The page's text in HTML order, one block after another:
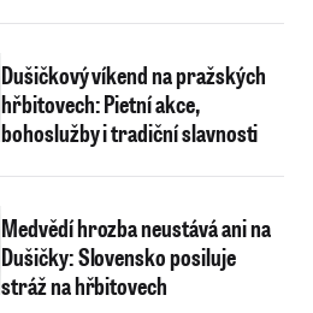
Dušičkový víkend na pražských
hřbitovech: Pietní akce,
bohoslužby i tradiční slavnosti
Medvědí hrozba neustává ani na
Dušičky: Slovensko posiluje
stráž na hřbitovech